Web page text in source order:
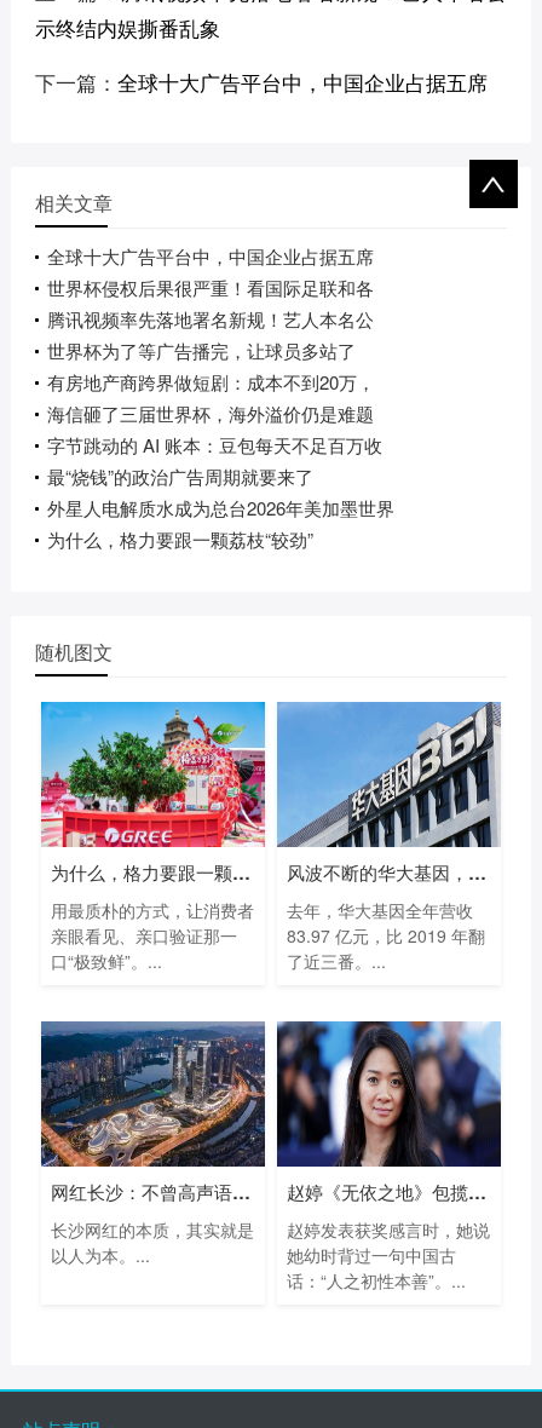
示终结内娱撕番乱象
下一篇： 全球十大广告平台中，中国企业占据五席
相关文章
全球十大广告平台中，中国企业占据五席
世界杯侵权后果很严重！看国际足联和各
腾讯视频率先落地署名新规！艺人本名公
世界杯为了等广告播完，让球员多站了
有房地产商跨界做短剧：成本不到20万，
海信砸了三届世界杯，海外溢价仍是难题
字节跳动的 AI 账本：豆包每天不足百万收
最“烧钱”的政治广告周期就要来了
外星人电解质水成为总台2026年美加墨世界
为什么，格力要跟一颗荔枝“较劲”
随机图文
为什么，格力要跟一颗荔枝“较劲”
用最质朴的方式，让消费者
亲眼看见、亲口验证那一
口“极致鲜”。...
风波不断的华大基因，凭什么一年多赚
去年，华大基因全年营收
83.97 亿元，比 2019 年翻
了近三番。...
网红长沙：不曾高声语，已惊天下人！
长沙网红的本质，其实就是
以人为本。...
赵婷《无依之地》包揽93届奥斯卡最佳导
赵婷发表获奖感言时，她说
她幼时背过一句中国古
话：“人之初性本善”。...